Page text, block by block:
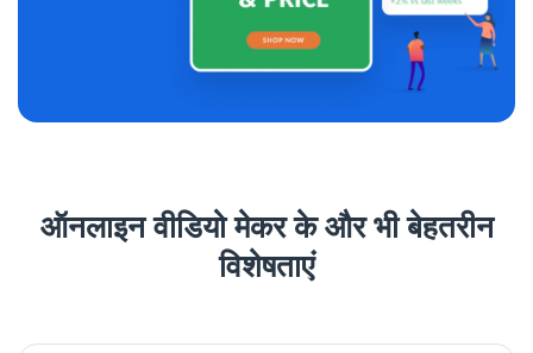
ऑनलाइन वीडियो मेकर के और भी बेहतरीन
विशेषताएं